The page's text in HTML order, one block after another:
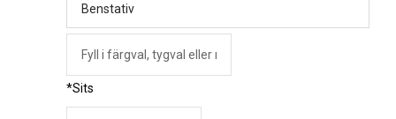
Benstativ
*Sits